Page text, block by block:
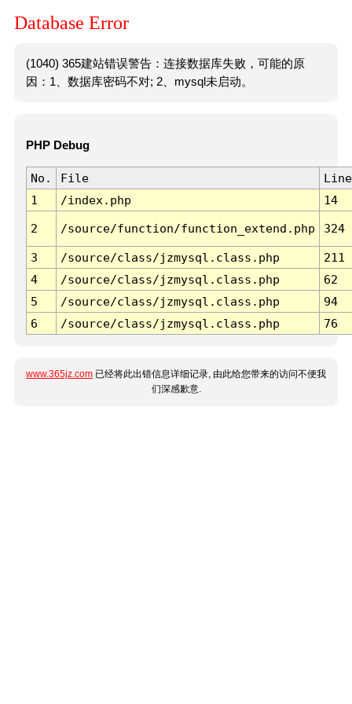
Database Error
(1040) 365建站错误警告：连接数据库失败，可能的原
因：1、数据库密码不对; 2、mysql未启动。
PHP Debug
No. File
Line
1
/index.php 14
2 /source/function/function_extend.php 324
3 /source/class/jzmysql.class.php
211
4
/source/class/jzmysql.class.php
62
5
/source/class/jzmysql.class.php
94
6
/source/class/jzmysql.class.php 76
www.365jz.com 已经将此出错信息详细记录, 由此给您带来的访问不便我
们深感歉意.